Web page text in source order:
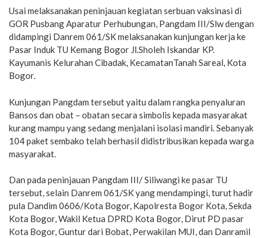
Usai melaksanakan peninjauan kegiatan serbuan vaksinasi di
GOR Pusbang Aparatur Perhubungan, Pangdam III/Slw dengan
didampingi Danrem 061/SK melaksanakan kunjungan kerja ke
Pasar Induk TU Kemang Bogor Jl.Sholeh Iskandar KP.
Kayumanis Kelurahan Cibadak, KecamatanTanah Sareal, Kota
Bogor.
Kunjungan Pangdam tersebut yaitu dalam rangka penyaluran
Bansos dan obat – obatan secara simbolis kepada masyarakat
kurang mampu yang sedang menjalani isolasi mandiri. Sebanyak
104 paket sembako telah berhasil didistribusikan kepada warga
masyarakat.
Dan pada peninjauan Pangdam III/ Siliwangi ke pasar TU
tersebut, selain Danrem 061/SK yang mendampingi, turut hadir
pula Dandim 0606/Kota Bogor, Kapolresta Bogor Kota, Sekda
Kota Bogor, Wakil Ketua DPRD Kota Bogor, Dirut PD pasar
Kota Bogor, Guntur dari Bobat, Perwakilan MUI, dan Danramil